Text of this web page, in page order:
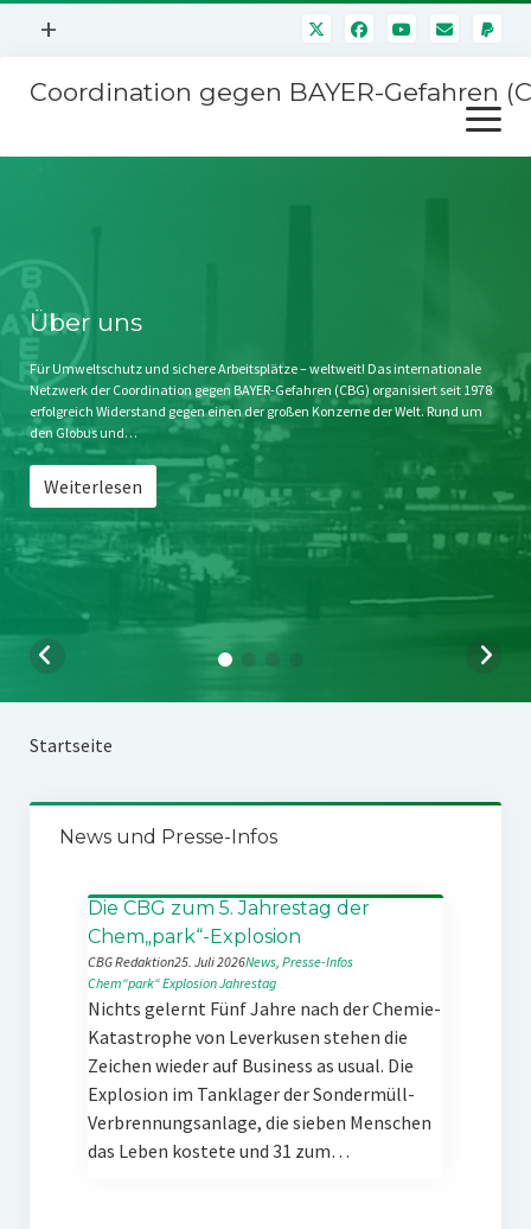
Menü
+
Mitmachen
Kontakt
Impressum
Störfälle
Coordination gegen BAYER-Gefahren
Menü
öffnen
Stichwort BAYER
Jahrestagung
SPENDEN
Über uns
Für Umweltschutz und sichere Arbeitsplätze – weltweit! Das internationale
Netzwerk der Coordination gegen BAYER-Gefahren (CBG) organisiert seit 1978
erfolgreich Widerstand gegen einen der großen Konzerne der Welt. Rund um
den Globus und…
Weiterlesen
Startseite
News und Presse-Infos
Die CBG zum 5. Jahrestag der
Chem„park“-Explosion
CBG Redaktion25. Juli 2026News, Presse-Infos
Chem“park“ExplosionJahrestag
Nichts gelernt Fünf Jahre nach der Chemie-
Katastrophe von Leverkusen stehen die
Zeichen wieder auf Business as usual. Die
Explosion im Tanklager der Sondermüll-
Verbrennungsanlage, die sieben Menschen
das Leben kostete und 31 zum…